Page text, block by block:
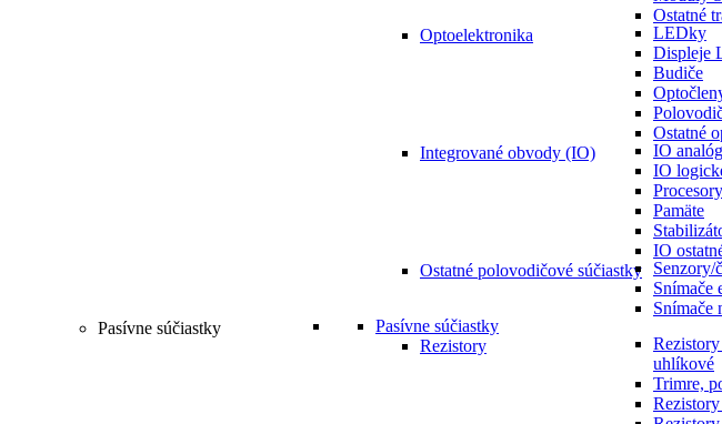
Ostatné
Optoelektronika
LEDky
Displeje
Budiče
Ostatné
Integrované obvody (IO)
IO
IO
Procesory
Pamäte
IO
Ostatné polovodičové súčiastky
Senzory/
Snímače
Snímače
Pasívne súčiastky
Pasívne súčiastky
Rezistory
uhlíkové
Trimre,